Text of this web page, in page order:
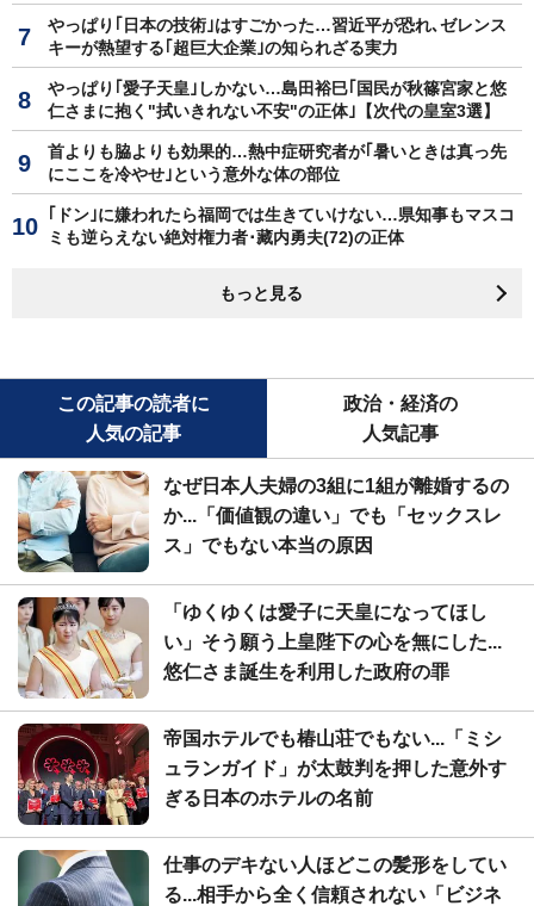
やっぱり｢日本の技術｣はすごかった…習近平が恐れ､ゼレンス
キーが熱望する｢超巨大企業｣の知られざる実力
やっぱり｢愛子天皇｣しかない…島田裕巳｢国民が秋篠宮家と悠
仁さまに抱く"拭いきれない不安"の正体｣【次代の皇室3選】
首よりも脇よりも効果的…熱中症研究者が｢暑いときは真っ先
にここを冷やせ｣という意外な体の部位
｢ドン｣に嫌われたら福岡では生きていけない…県知事もマスコ
ミも逆らえない絶対権力者･藏内勇夫(72)の正体
もっと見る
この記事の読者に
人気の記事
政治・経済の
人気記事
なぜ日本人夫婦の3組に1組が離婚するの
か...「価値観の違い」でも「セックスレ
ス」でもない本当の原因
「ゆくゆくは愛子に天皇になってほし
い」そう願う上皇陛下の心を無にした...
悠仁さま誕生を利用した政府の罪
帝国ホテルでも椿山荘でもない...「ミシ
ュランガイド」が太鼓判を押した意外す
ぎる日本のホテルの名前
仕事のデキない人ほどこの髪形をしてい
る...相手から全く信頼されない「ビジネ